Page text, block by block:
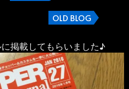
OLD BLOG
掲載してもらいました♪